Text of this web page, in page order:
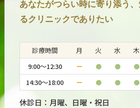
2025.08.21 #不眠症・睡眠障害
睡眠薬⑨メラトニン（メラトベル）
2025.08.18 #不眠症・睡眠障害
睡眠薬④ ラメルテオン（ロゼレム
作用
あなたがつらい時に寄り添う
るクリニックでありたい
診療時間 月 火 水 木
9:00～12:30
ー ● ● ●
14:30～18:00 ー ● ● ●
休診日：月曜、日曜・祝日